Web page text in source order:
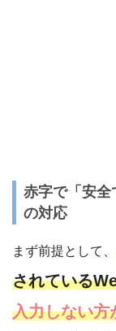
赤字で「安全
の対応
まず前提として、
されている
入力しない方